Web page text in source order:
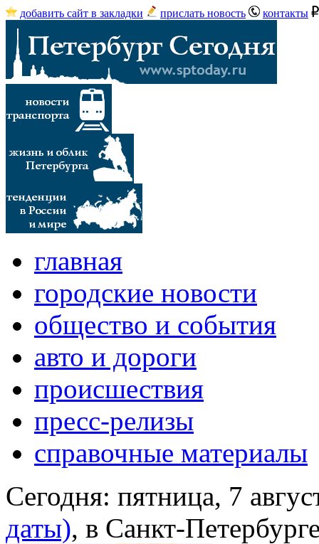
добавить сайт в закладки прислать новость контакты
главная
городские новости
общество и события
авто и дороги
происшествия
пресс-релизы
справочные материалы
Сегодня: пятница, 7
даты), в Санкт-